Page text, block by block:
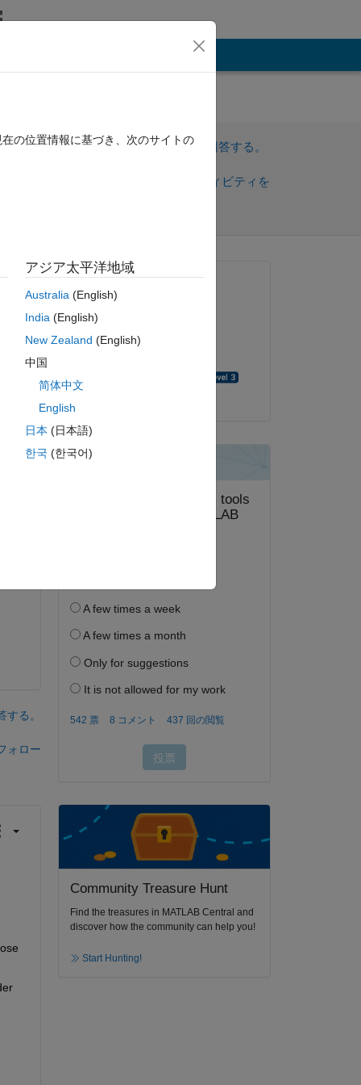
サインインしてこの質問に回答する。
サインインしてアクティビティを
る。
ォロー
2021 年 1 月 8 日
Community Treasure Hunt
Find the treasures in MATLAB Central and
discover how the community can help you!
Start Hunting!
の位置情報に基づき、次のサイトの
アジア太平洋地域
Australia(English)
India(English)
New Zealand (English)
中国
简体中文
English
日本 (日本語)
한국 (한국어)